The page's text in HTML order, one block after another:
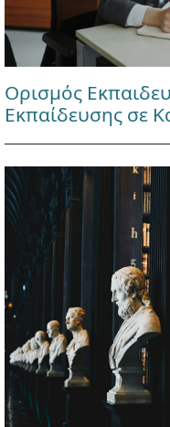
Ορισμός
Εκπαίδευσης σε